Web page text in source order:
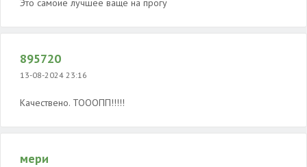
Это самоие лучшее ваще на прогу
895720
13-08-2024 23:16
Качествено. ТОООПП!!!!!
мери